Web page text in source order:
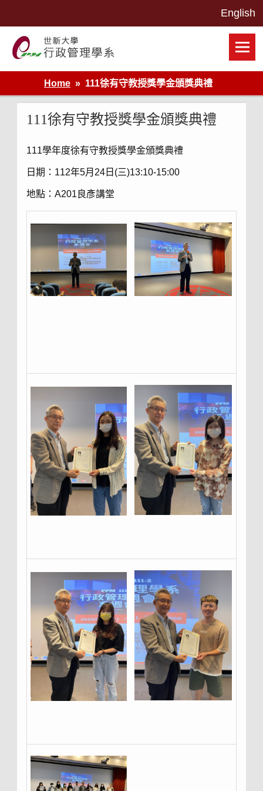
世新大學行政管理學系網站
Home
111徐有守教授獎學金頒獎典禮
111徐有守教授獎學金頒獎典禮
111學年度徐有守教授獎學金頒獎典禮
日期：112年5月24日(三)13:10-15:00
地點：A201良彥講堂